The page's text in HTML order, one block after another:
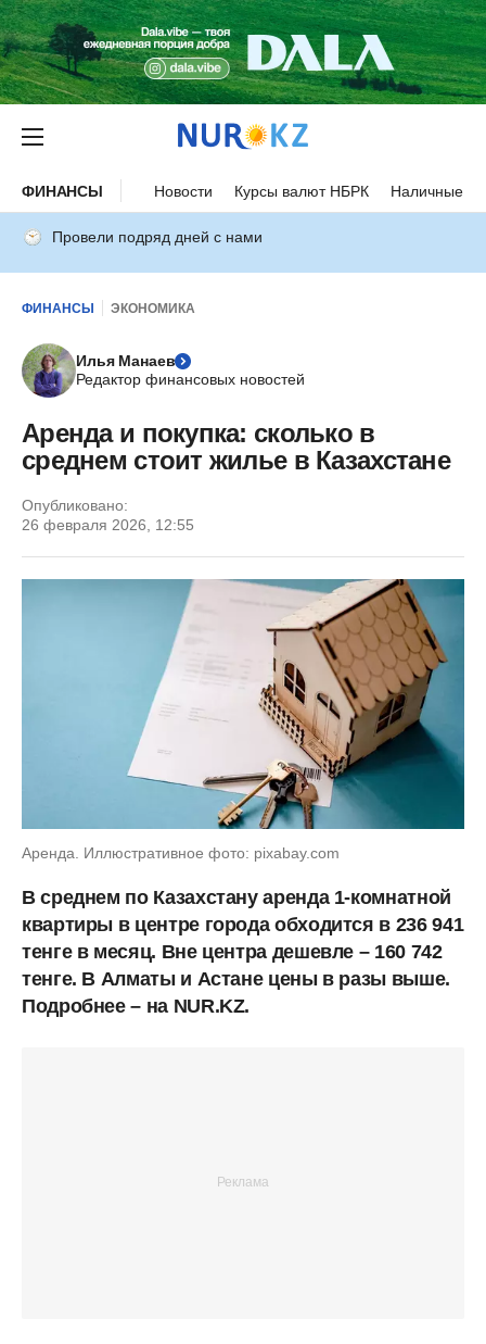
ФИНАНСЫ Новости Курсы валют НБРК Наличные
Провели подряд дней с нами
ФИНАНСЫ ЭКОНОМИКА
Илья Манаев
Редактор финансовых новостей
Аренда и покупка: сколько в
среднем стоит жилье в Казахстане
Опубликовано:
26 февраля 2026, 12:55
Аренда. Иллюстративное фото: pixabay.com
В среднем по Казахстану аренда 1-комнатной
квартиры в центре города обходится в 236 941
тенге в месяц. Вне центра дешевле – 160 742
тенге. В Алматы и Астане цены в разы выше.
Подробнее – на NUR.KZ.